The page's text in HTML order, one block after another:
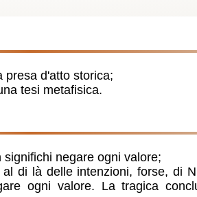
presa d'atto storica;
tesi metafisica.
negare ogni valore;
di là delle intenzioni, forse, di
ogni valore. La tragica